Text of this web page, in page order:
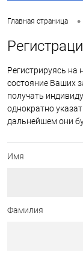
Главная страница •
Регистрируясь на
состояние Ваших
получать
однократно
дальнейшем они
Имя
Фамилия